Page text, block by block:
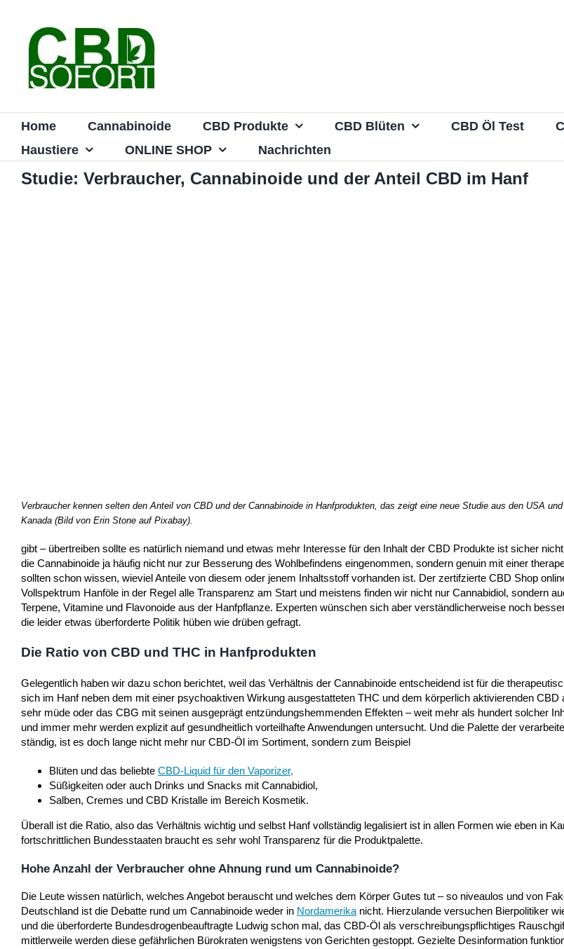
springen
Home Cannabinoide CBD Produkte CBD Blüten CBD Öl Test
Haustiere
ONLINE SHOP Nachrichten
Studie: Verbraucher, Cannabinoide und der Anteil CBD im Hanf
Verbraucher kennen selten den Anteil von CBD und der Cannabinoide in Hanfprodukten, das zeigt eine neue Studie aus den USA und
Kanada (Bild von Erin Stone auf Pixabay).
gibt – übertreiben sollte es natürlich niemand und etwas mehr Interesse für den Inhalt der CBD Produkte ist sicher
die Cannabinoide ja häufig nicht nur zur Besserung des Wohlbefindens eingenommen, sondern genuin mit einer
sollten schon wissen, wieviel Anteile von diesem oder jenem Inhaltsstoff vorhanden ist. Der zertifzierte CBD Shop
Vollspektrum Hanföle in der Regel alle Transparenz am Start und meistens finden wir nicht nur Cannabidiol, sondern
Terpene, Vitamine und Flavonoide aus der Hanfpflanze. Experten wünschen sich aber verständlicherweise noch
die leider etwas überforderte Politik hüben wie drüben gefragt.
Die Ratio von CBD und THC in Hanfprodukten
Gelegentlich haben wir dazu schon berichtet, weil das Verhältnis der Cannabinoide entscheidend ist für die
sich im Hanf neben dem mit einer psychoaktiven Wirkung ausgestatteten THC und dem körperlich aktivierenden
sehr müde oder das CBG mit seinen ausgeprägt entzündungshemmenden Effekten – weit mehr als hundert solcher
und immer mehr werden explizit auf gesundheitlich vorteilhafte Anwendungen untersucht. Und die Palette der
ständig, ist es doch lange nicht mehr nur CBD-Öl im Sortiment, sondern zum Beispiel
Blüten und das beliebte CBD-Liquid für den Vaporizer,
Süßigkeiten oder auch Drinks und Snacks mit Cannabidiol,
Salben, Cremes und CBD Kristalle im Bereich Kosmetik.
Überall ist die Ratio, also das Verhältnis wichtig und selbst Hanf vollständig legalisiert ist in allen Formen wie eben in
fortschrittlichen Bundesstaaten braucht es sehr wohl Transparenz für die Produktpalette.
Hohe Anzahl der Verbraucher ohne Ahnung rund um Cannabinoide?
Die Leute wissen natürlich, welches Angebot berauscht und welches dem Körper Gutes tut – so niveaulos und von
Deutschland ist die Debatte rund um Cannabinoide weder in Nordamerika nicht. Hierzulande versuchen Bierpolitiker
und die überforderte Bundesdrogenbeauftragte Ludwig schon mal, das CBD-Öl als verschreibungspflichtiges
mittlerweile werden diese gefährlichen Bürokraten wenigstens von Gerichten gestoppt. Gezielte Desinformation